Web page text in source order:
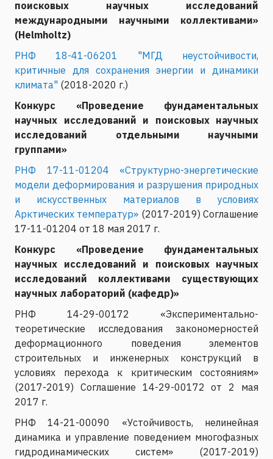
поисковых научных исследований
международными научными коллективами»
(Helmholtz)
РНФ 18-41-06201 "МГД неустойчивости,
критичные для сохранения энергии и динамики
климата" (2018-2020 г.)
Конкурс «Проведение фундаментальных
научных исследований и поисковых научных
исследований отдельными научными
группами»
РНФ 17-11-01204 «Структурно-энергетические
модели деформирования и разрушения природных
и искусственных материалов в условиях
Арктических температур» (2017-2019) Соглашение
17-11-01204 от 18 мая 2017 г.
Конкурс «Проведение фундаментальных
научных исследований и поисковых научных
исследований коллективами существующих
научных лабораторий (кафедр)»
РНФ 14-29-00172 «Экспериментально-
теоретические исследования закономерностей
деформационного поведения элементов
строительных и инженерных конструкций в
условиях перехода к критическим состояниям»
(2017-2019) Соглашение 14-29-00172 от 2 мая
2017 г.
РНФ 14-21-00090 «Устойчивость, нелинейная
динамика и управление поведением многофазных
гидродинамических систем» (2017-2019)